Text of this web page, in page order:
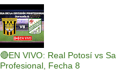
🔴EN VIVO: Real Potosí vs
Profesional, Fecha 8